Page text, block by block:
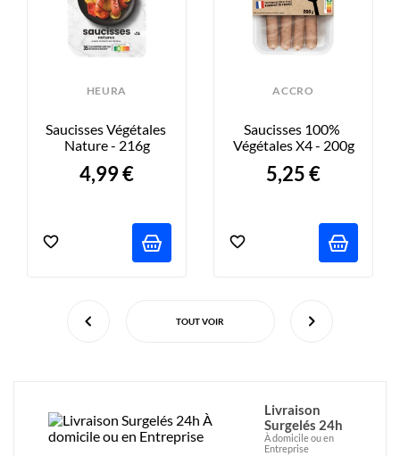
HEURA
Saucisses Végétales
Nature - 216g
4,99 €
ACCRO
Saucisses 100%
Végétales X4 - 200g
5,25 €
TOUT VOIR
Livraison
Surgelés 24h
À domicile ou en
Entreprise